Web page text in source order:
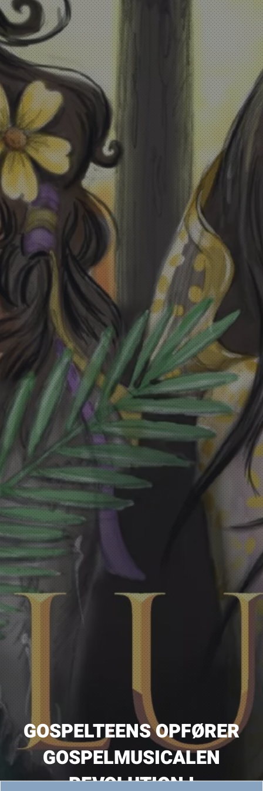
GOSPELTEENS OPFØRER
GOSPELMUSICALEN
REVOLUTION I